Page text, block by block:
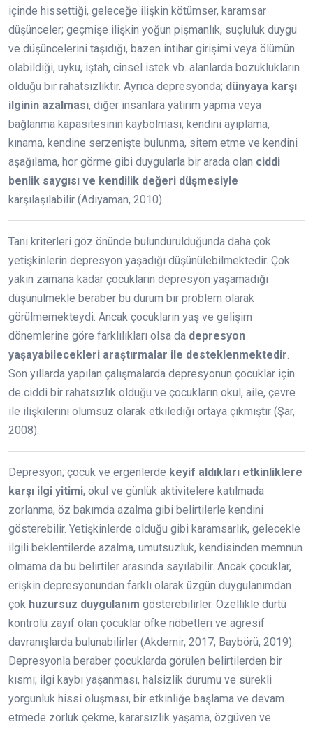
içinde hissettiği, geleceğe ilişkin kötümser, karamsar
düşünceler; geçmişe ilişkin yoğun pişmanlık, suçluluk duygu
ve düşüncelerini taşıdığı, bazen intihar girişimi veya ölümün
olabildiği, uyku, iştah, cinsel istek vb. alanlarda bozuklukların
olduğu bir rahatsızlıktır. Ayrıca depresyonda; dünyaya karşı
ilginin azalması, diğer insanlara yatırım yapma veya
bağlanma kapasitesinin kaybolması; kendini ayıplama,
kınama, kendine serzenişte bulunma, sitem etme ve kendini
aşağılama, hor görme gibi duygularla bir arada olan ciddi
benlik saygısı ve kendilik değeri düşmesiyle
karşılaşılabilir (Adıyaman, 2010).
Tanı kriterleri göz önünde bulundurulduğunda daha çok
yetişkinlerin depresyon yaşadığı düşünülebilmektedir. Çok
yakın zamana kadar çocukların depresyon yaşamadığı
düşünülmekle beraber bu durum bir problem olarak
görülmemekteydi. Ancak çocukların yaş ve gelişim
dönemlerine göre farklılıkları olsa da depresyon
yaşayabilecekleri araştırmalar ile desteklenmektedir.
Son yıllarda yapılan çalışmalarda depresyonun çocuklar için
de ciddi bir rahatsızlık olduğu ve çocukların okul, aile, çevre
ile ilişkilerini olumsuz olarak etkilediği ortaya çıkmıştır (Şar,
2008).
Depresyon; çocuk ve ergenlerde keyif aldıkları etkinliklere
karşı ilgi yitimi, okul ve günlük aktivitelere katılmada
zorlanma, öz bakımda azalma gibi belirtilerle kendini
gösterebilir. Yetişkinlerde olduğu gibi karamsarlık, gelecekle
ilgili beklentilerde azalma, umutsuzluk, kendisinden memnun
olmama da bu belirtiler arasında sayılabilir. Ancak çocuklar,
erişkin depresyonundan farklı olarak üzgün duygulanımdan
çok huzursuz duygulanım gösterebilirler. Özellikle dürtü
kontrolü zayıf olan çocuklar öfke nöbetleri ve agresif
davranışlarda bulunabilirler (Akdemir, 2017; Baybörü, 2019).
Depresyonla beraber çocuklarda görülen belirtilerden bir
kısmı; ilgi kaybı yaşanması, halsizlik durumu ve sürekli
yorgunluk hissi oluşması, bir etkinliğe başlama ve devam
etmede zorluk çekme, kararsızlık yaşama, özgüven ve